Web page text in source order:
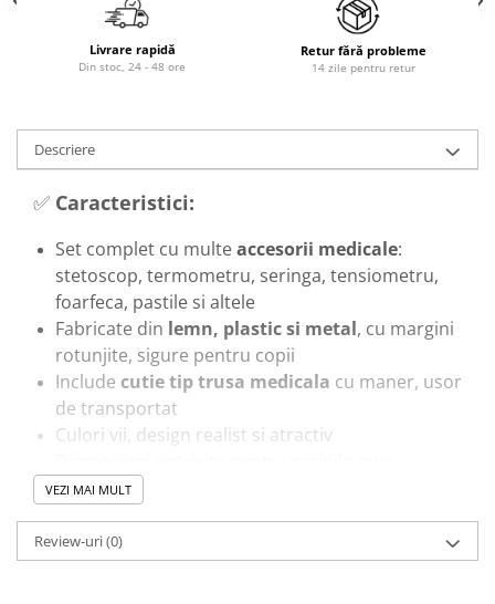
Jocuri de Constructie & Asamblare
Puzzle & Jocuri de Logica
Invatare prin Joaca
Livrare rapidă
Din stoc, 24 - 48 ore
Retur fără probleme
14 zile pentru retur
Descriere
✅ Caracteristici:
Set complet cu multeaccesorii medicale:
stetoscop, termometru, seringa, tensiometru,
foarfeca, pastile si altele
Fabricate din lemn, plastic si metal, cu margini
rotunjite, sigure pentru copii
Include cutie tip trusa medicala cu maner, usor
de transportat
Culori vii, design realist si atractiv
Potrivit pentru copii de
🎓Beneficii educationale:
VEZI MAI MULT
Review-uri(0)